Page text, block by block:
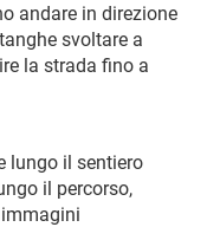
andare in direzione
svoltare a
la strada fino a
lungo il sentiero
il percorso,